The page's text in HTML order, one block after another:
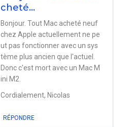
cheté…
Bonjour. Tout Mac acheté neuf
chez Apple actuellement ne pe
ut pas fonctionner avec un sys
tème plus ancien que l'actuel.
Donc c'est mort avec un Mac M
ini M2.
Cordialement, Nicolas
RÉPONDRE